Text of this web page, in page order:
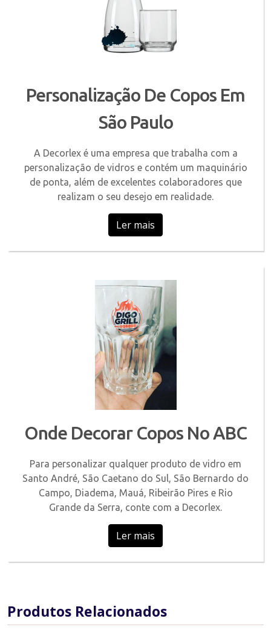
Personalização De Copos Em
São Paulo
A Decorlex é uma empresa que trabalha com a
personalização de vidros e contém um maquinário
de ponta, além de excelentes colaboradores que
realizam o seu desejo em realidade.
Ler mais
Onde Decorar Copos No ABC
Para personalizar qualquer produto de vidro em
Santo André, São Caetano do Sul, São Bernardo do
Campo, Diadema, Mauá, Ribeirão Pires e Rio
Grande da Serra, conte com a Decorlex.
Ler mais
Produtos Relacionados